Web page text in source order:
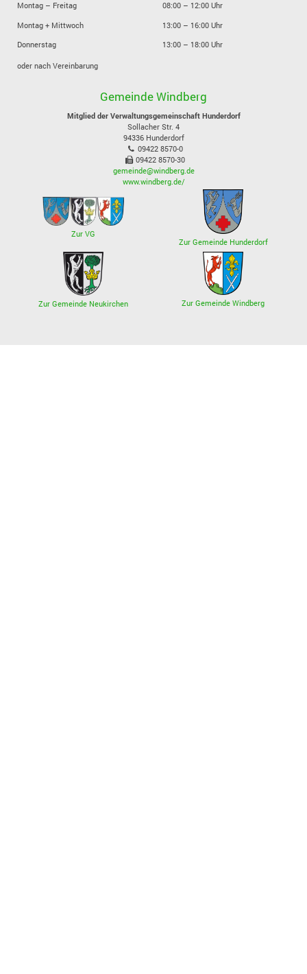
Montag – Freitag
08:00 – 12:00 Uhr
Montag + Mittwoch
13:00 – 16:00 Uhr
Donnerstag
13:00 – 18:00 Uhr
oder nach Vereinbarung
Gemeinde Windberg
Mitglied der Verwaltungsgemeinschaft Hunderdorf
Sollacher Str. 4
94336 Hunderdorf
09422 8570-0
09422 8570-30
gemeinde@windberg.de
www.windberg.de/
Zur VG
Zur Gemeinde Hunderdorf
Zur Gemeinde Neukirchen Zur Gemeinde Windberg